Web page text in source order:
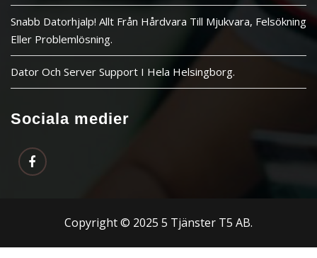
Snabb Datorhjalp! Allt Från Hårdvara Till Mjukvara, Felsökning
Eller Problemlösning.
Dator Och Server Support I Hela Helsingborg.
Sociala medier
Copyright © 2025 5 Tjänster T5 AB.